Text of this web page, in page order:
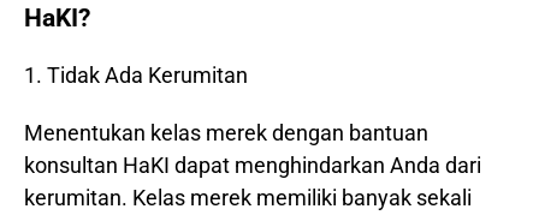
HaKI?
1. Tidak Ada Kerumitan
Menentukan kelas merek dengan bantuan
konsultan HaKI dapat menghindarkan Anda dari
kerumitan. Kelas merek memiliki banyak sekali